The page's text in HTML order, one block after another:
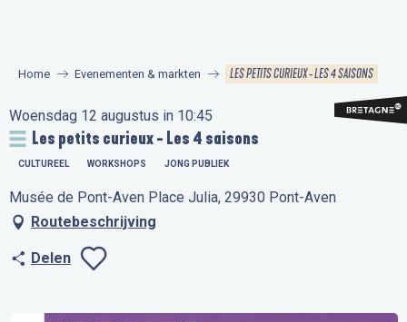
principal
Home Evenementen & markten LES PETITS CURIEUX - LES 4 SAISONS
Woensdag 12 augustus in 10:45
Les petits curieux - Les 4 saisons
CULTUREEL WORKSHOPS JONG PUBLIEK
Musée de Pont-Aven Place Julia, 29930 Pont-Aven
Routebeschrijving
Delen